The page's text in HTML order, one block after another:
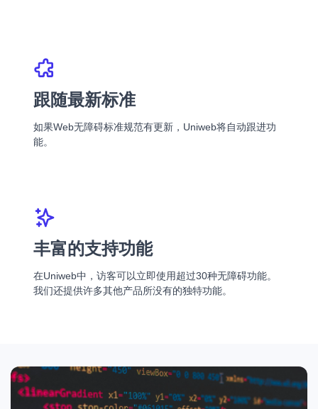
跟随最新标准
如果Web无障碍标准规范有更新，Uniweb将自动跟进功
能。
丰富的支持功能
在Uniweb中，访客可以立即使用超过30种无障碍功能。
我们还提供许多其他产品所没有的独特功能。